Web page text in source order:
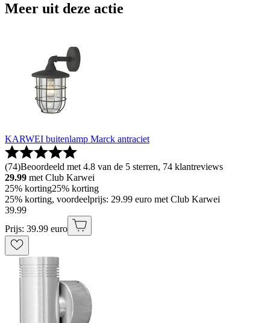
Meer uit deze actie
KARWEI buitenlamp Marck antraciet
(74)Beoordeeld met 4.8 van de 5 sterren, 74 klantreviews
29.99 met Club Karwei
25% korting25% korting
25% korting, voordeelprijs: 29.99 euro met Club Karwei
39.99
Prijs: 39.99 euro